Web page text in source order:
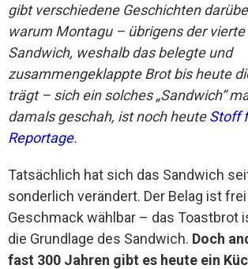
gibt verschiedene Geschichten
warum Montagu – übrigens der vierte
Sandwich, weshalb das belegte und
zusammengeklappte Brot bis heute
trägt – sich ein solches „Sandwich“
damals geschah, ist noch heuteStoff
Reportage.
Tatsächlich hat sich das Sandwich
sonderlich verändert. Der Belag ist
Geschmack wählbar – das Toastbrot
die Grundlage des Sandwich. Doch
fast 300 Jahren gibt es heute ein